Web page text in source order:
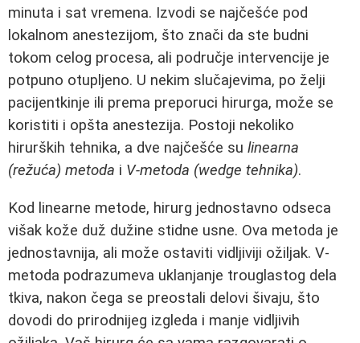
minuta i sat vremena. Izvodi se najčešće pod
lokalnom anestezijom, što znači da ste budni
tokom celog procesa, ali područje intervencije je
potpuno otupljeno. U nekim slučajevima, po želji
pacijentkinje ili prema preporuci hirurga, može se
koristiti i opšta anestezija. Postoji nekoliko
hirurških tehnika, a dve najčešće su linearna
(režuća) metoda i V-metoda (wedge tehnika).
Kod linearne metode, hirurg jednostavno odseca
višak kože duž dužine stidne usne. Ova metoda je
jednostavnija, ali može ostaviti vidljiviji ožiljak. V-
metoda podrazumeva uklanjanje trouglastog dela
tkiva, nakon čega se preostali delovi šivaju, što
dovodi do prirodnijeg izgleda i manje vidljivih